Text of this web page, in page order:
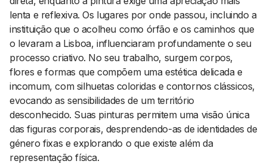
lenta e reflexiva. Os lugares por onde passou, incluindo a
instituição que o acolheu como órfão e os caminhos que
o levaram a Lisboa, influenciaram profundamente o seu
processo criativo. No seu trabalho, surgem corpos,
flores e formas que compõem uma estética delicada e
incomum, com silhuetas coloridas e contornos clássicos,
evocando as sensibilidades de um território
desconhecido. Suas pinturas permitem uma visão única
das figuras corporais, desprendendo-as de identidades de
género fixas e explorando o que existe além da
representação física.